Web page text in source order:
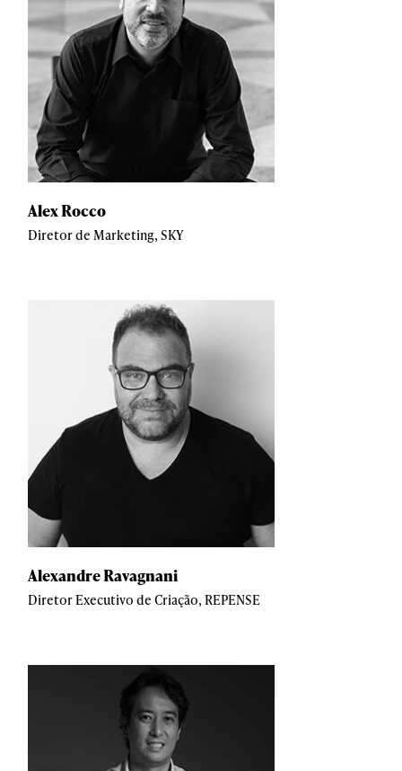
Alex Rocco
Diretor de Marketing, SKY
Alexandre Ravagnani
Diretor Executivo de Criação, REPENSE